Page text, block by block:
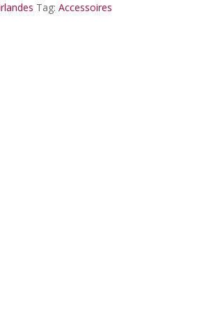
Tag: Accessoires